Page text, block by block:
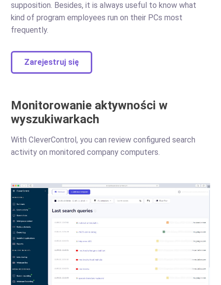
supposition. Besides, it is always useful to know what
kind of program employees run on their PCs most
frequently.
Zarejestruj się
Monitorowanie aktywności w
wyszukiwarkach
With CleverControl, you can review configured search
activity on monitored company computers.